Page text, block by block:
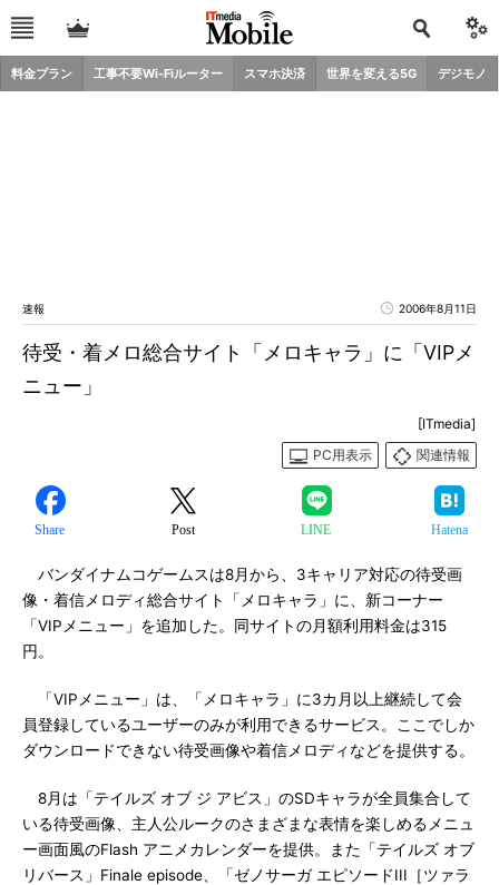
料金プラン 工事不要Wi-Fiルーター スマホ決済 世界を変える5G デジモノ
速報 2006年8月11日
待受・着メロ総合サイト「メロキャラ」に「VIPメ
ニュー」
[ITmedia]
PC用表示
関連情報
Share Post LINE Hatena
バンダイナムコゲームスは8月から、3キャリア対応の待受画
像・着信メロディ総合サイト「メロキャラ」に、新コーナー
「VIPメニュー」を追加した。同サイトの月額利用料金は315
円。
「VIPメニュー」は、「メロキャラ」に3カ月以上継続して会
員登録しているユーザーのみが利用できるサービス。ここでしか
ダウンロードできない待受画像や着信メロディなどを提供する。
8月は「テイルズ オブ ジ アビス」のSDキャラが全員集合して
いる待受画像、主人公ルークのさまざまな表情を楽しめるメニュ
ー画面風のFlash アニメカレンダーを提供。また「テイルズ オブ
リバース」Finale episode、「ゼノサーガ エピソードIII［ツァラ